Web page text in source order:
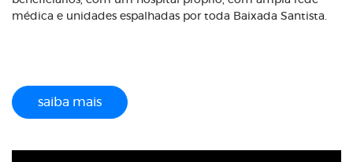
médica e unidades espalhadas por toda Baixada Santista.
saiba mais